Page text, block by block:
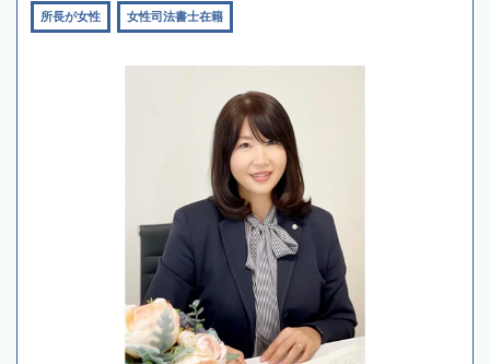
所長が女性 女性司法書士在籍